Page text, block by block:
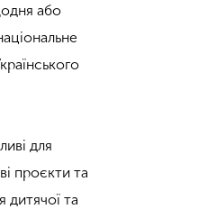
або
для
проєкти та
дитячої та